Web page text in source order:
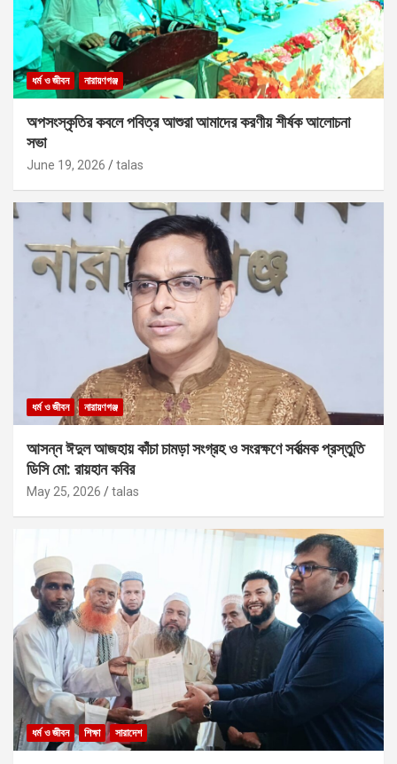
ধর্ম ও জীবন নারায়ণগঞ্জ
অপসংস্কৃতির কবলে পবিত্র আশুরা আমাদের করণীয় শীর্ষক আলোচনা
সভা
June 19, 2026 talas
ধর্ম ও জীবন নারায়ণগঞ্জ
আসন্ন ঈদুল আজহায় কাঁচা চামড়া সংগ্রহ ও সংরক্ষণে সর্বাত্মক প্রস্তুতি
ডিসি মো: রায়হান কবির
May 25, 2026 talas
ধর্ম ও জীবন শিক্ষা সারাদেশ